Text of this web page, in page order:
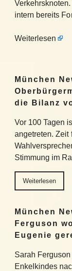
intern bereits
Weiterlesen
München
die Bilanz
Vor 100 Tagen
angetreten. Zeit
Stimmung im
Weiterlesen
München
Ferguson
Eugenie
Sarah
Enkelkindes